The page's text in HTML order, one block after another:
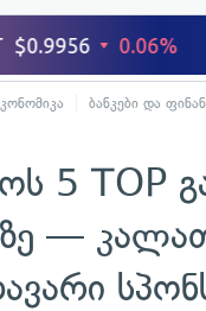
ბანკები და
5 TOP
—